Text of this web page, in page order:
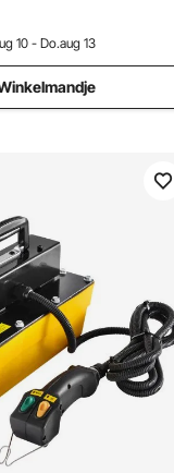
10 - Do.aug 13